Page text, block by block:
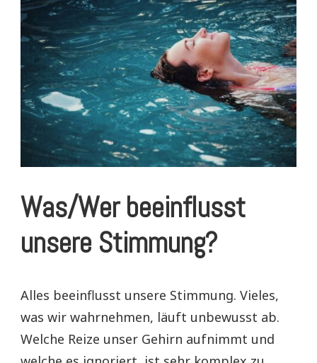
Was/Wer beeinflusst
unsere Stimmung?
Alles beeinflusst unsere Stimmung. Vieles,
was wir wahrnehmen, läuft unbewusst ab.
Welche Reize unser Gehirn aufnimmt und